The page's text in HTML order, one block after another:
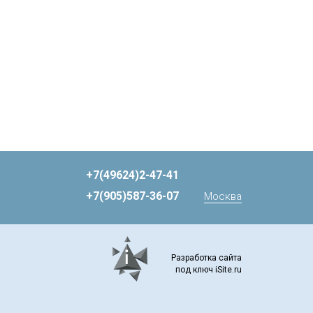
+7(49624)2-47-41
+7(905)587-36-07
Москва
Разработка сайта
под ключ iSite.ru